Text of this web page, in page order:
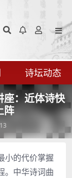
诗坛动态
座：近体诗快
阵
13
小的代价掌握
。中华诗词曲